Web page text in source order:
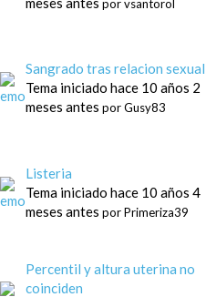
porvsantorol
Sangrado tras relacion sexual
Tema iniciado hace 10 años 2
meses antes porGusy83
Listeria
Tema iniciado hace 10 años 4
meses antes porPrimeriza39
Percentil y altura uterina no
coinciden